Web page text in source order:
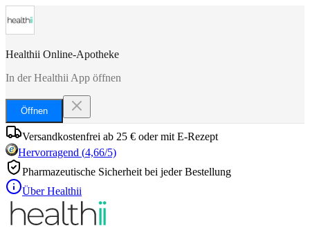
Healthii Online-Apotheke
In der Healthii App öffnen
Öffnen
Versandkostenfrei ab 25 € oder mit E-Rezept
Hervorragend (4,66/5)
Pharmazeutische Sicherheit bei jeder Bestellung
Über Healthii